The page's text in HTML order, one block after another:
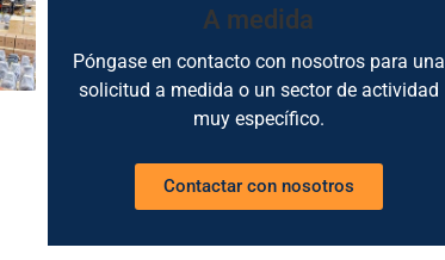
A medida
Póngase en contacto con nosotros para una
solicitud a medida o un sector de actividad
muy específico.
Contactar con nosotros